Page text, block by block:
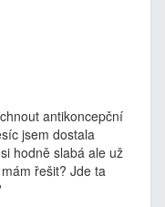
antikoncepční
jsem dostala
hodně slabá ale už
řešit? Jde ta